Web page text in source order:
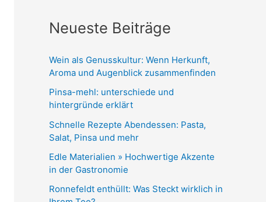
Neueste Beiträge
Wein als Genusskultur: Wenn Herkunft,
Aroma und Augenblick zusammenfinden
Pinsa-mehl: unterschiede und
hintergründe erklärt
Schnelle Rezepte Abendessen: Pasta,
Salat, Pinsa und mehr
Edle Materialien » Hochwertige Akzente
in der Gastronomie
Ronnefeldt enthüllt: Was Steckt wirklich in